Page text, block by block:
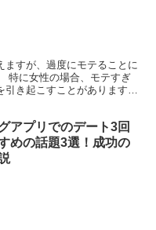
すが、過度にモテることに
特に女性の場合、モテすぎ
き起こすことがあります。
アプリでのデート3回
めの話題3選！成功の